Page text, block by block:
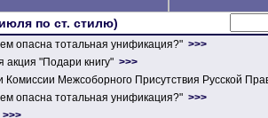
по ст. стилю)
опасна тотальная унификация?" >>>
акция "Подари книгу" >>>
Межсоборного Присутствия Русской
опасна тотальная унификация?" >>>
>>>